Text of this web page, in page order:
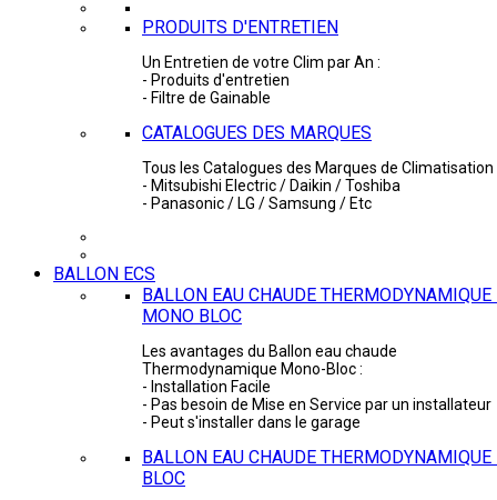
PRODUITS D'ENTRETIEN
Un Entretien de votre Clim par An :
- Produits d'entretien
- Filtre de Gainable
CATALOGUES DES MARQUES
Tous les Catalogues des Marques de Climatisation
- Mitsubishi Electric / Daikin / Toshiba
- Panasonic / LG / Samsung / Etc
BALLON ECS
BALLON EAU CHAUDE THERMODYNAMIQUE
MONO BLOC
Les avantages du Ballon eau chaude
Thermodynamique Mono-Bloc :
- Installation Facile
- Pas besoin de Mise en Service par un installateur
- Peut s'installer dans le garage
BALLON EAU CHAUDE
BLOC